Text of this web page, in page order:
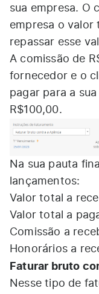
sua empresa. O
empresa o valor
repassar esse
A comissão de
fornecedor e o
pagar para a
R$100,00.
Na sua pauta
lançamentos:
Valor total a
Valor total a
Comissão a
Honorários a
Faturar bruto
Nesse tipo de